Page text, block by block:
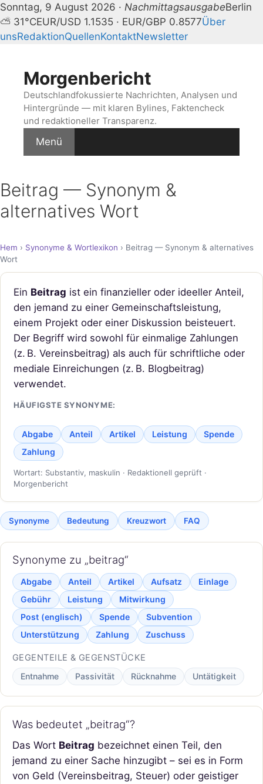
Sonntag, 9 August 2026 · NachmittagsausgabeBerlin
⛅ 31°CEUR/USD 1.1535 · EUR/GBP 0.8577Über
unsRedaktionQuellenKontaktNewsletter
springenMorgenbericht
Deutschlandfokussierte Nachrichten, Analysen und
Hintergründe — mit klaren Bylines, Faktencheck
und redaktioneller Transparenz.
Menü
Beitrag — Synonym &
alternatives Wort
Hem › Synonyme & Wortlexikon › Beitrag — Synonym & alternatives
Wort
Ein Beitrag ist ein finanzieller oder ideeller Anteil,
den jemand zu einer Gemeinschaftsleistung,
einem Projekt oder einer Diskussion beisteuert.
Der Begriff wird sowohl für einmalige Zahlungen
(z. B. Vereinsbeitrag) als auch für schriftliche oder
mediale Einreichungen (z. B. Blogbeitrag)
verwendet.
HÄUFIGSTE SYNONYME:
Abgabe Anteil Artikel Leistung
Spende
Zahlung
Wortart: Substantiv, maskulin · Redaktionell geprüft ·
Morgenbericht
Synonyme Bedeutung Kreuzwort FAQ
Synonyme zu „beitrag“
Abgabe Anteil Artikel Aufsatz
Einlage
Gebühr
Leistung
Mitwirkung
Post (englisch)
Spende
Subvention
Unterstützung
Zahlung Zuschuss
GEGENTEILE & GEGENSTÜCKE
Entnahme Passivität Rücknahme Untätigkeit
Was bedeutet „beitrag“?
Das Wort Beitrag bezeichnet einen Teil, den
jemand zu einer Sache hinzugibt – sei es in Form
von Geld (Vereinsbeitrag, Steuer) oder geistiger